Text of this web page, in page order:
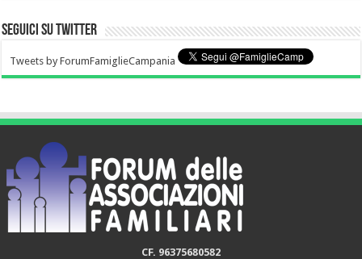
Seguici su Twitter
Tweets by ForumFamiglieCampania
CF. 96375680582